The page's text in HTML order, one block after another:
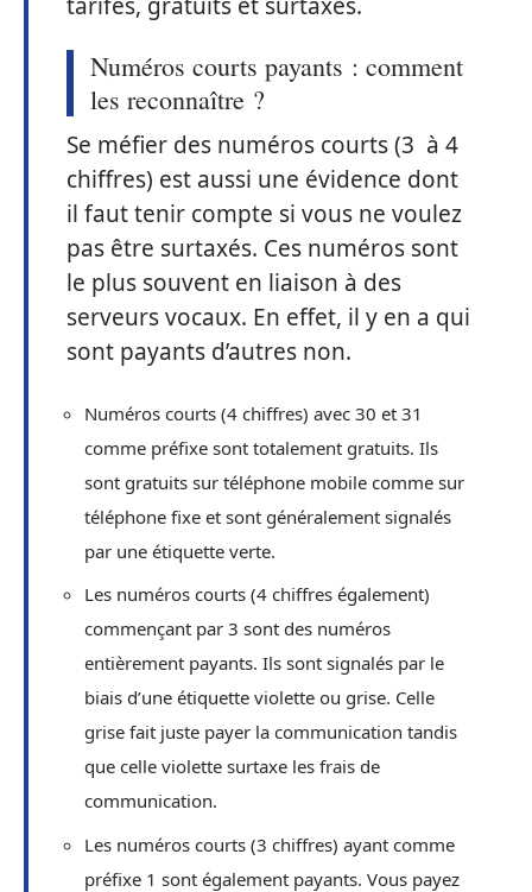
Numéros courts payants : comment
les reconnaître ?
Se méfier des numéros courts (3 à 4
chiffres) est aussi une évidence dont
il faut tenir compte si vous ne voulez
pas être surtaxés. Ces numéros sont
le plus souvent en liaison à des
serveurs vocaux. En effet, il y en a qui
sont payants d’autres non.
Numéros courts (4 chiffres) avec 30 et 31
comme préfixe sont totalement gratuits. Ils
sont gratuits sur téléphone mobile comme sur
téléphone fixe et sont généralement signalés
par une étiquette verte.
Les numéros courts (4 chiffres également)
commençant par 3 sont des numéros
entièrement payants. Ils sont signalés par le
biais d’une étiquette violette ou grise. Celle
grise fait juste payer la communication tandis
que celle violette surtaxe les frais de
communication.
Les numéros courts (3 chiffres) ayant comme
préfixe 1 sont également payants. Vous payez